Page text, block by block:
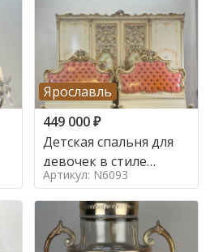
Ярославль
449 000₽
Детская спальня для
девочек в стиле
итальянского барокко
в стиле
Артикул: N6093